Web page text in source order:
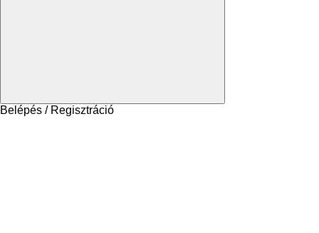
Belépés / Regisztráció